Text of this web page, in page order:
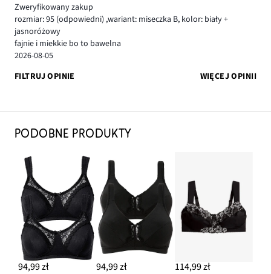
Zweryfikowany zakup
rozmiar: 95 (odpowiedni) ,wariant: miseczka B, kolor: biały +
jasnoróżowy
fajnie i miekkie bo to bawelna
2026-08-05
FILTRUJ OPINIE
WIĘCEJ OPINII
PODOBNE PRODUKTY
94,99 zł 94,99 zł 114,99 zł